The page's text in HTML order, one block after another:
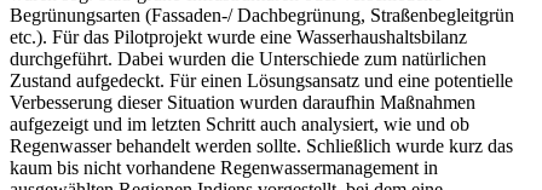
Begrünungsarten (Fassaden-/ Dachbegrünung, Straßenbegleitgrün
etc.). Für das Pilotprojekt wurde eine Wasserhaushaltsbilanz
durchgeführt. Dabei wurden die Unterschiede zum natürlichen
Zustand aufgedeckt. Für einen Lösungsansatz und eine potentielle
Verbesserung dieser Situation wurden daraufhin Maßnahmen
aufgezeigt und im letzten Schritt auch analysiert, wie und ob
Regenwasser behandelt werden sollte. Schließlich wurde kurz das
kaum bis nicht vorhandene Regenwassermanagement in